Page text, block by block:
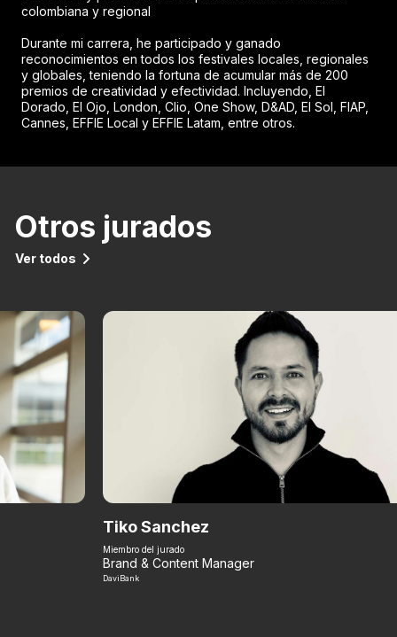
colombiana y regional
Durante mi carrera, he participado y ganado
reconocimientos en todos los festivales locales, regionales
y globales, teniendo la fortuna de acumular más de 200
premios de creatividad y efectividad. Incluyendo, El
Dorado, El Ojo, London, Clio, One Show, D&AD, El Sol, FIAP,
Cannes, EFFIE Local y EFFIE Latam, entre otros.
Otros jurados
Ver todos
Tiko Sanchez
Miembro del jurado
Brand & Content Manager
DaviBank